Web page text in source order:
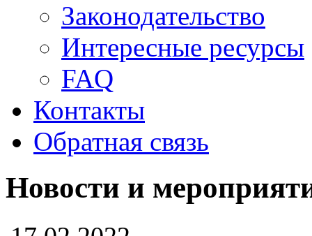
Законодательство
Интересные ресурсы
FAQ
Контакты
Обратная связь
Новости и